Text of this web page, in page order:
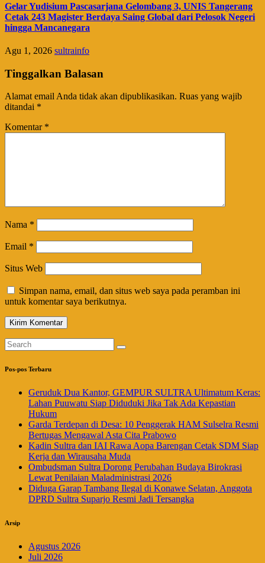
Gelar Yudisium Pascasarjana Gelombang 3, UNIS Tangerang
Cetak 243 Magister Berdaya Saing Global dari Pelosok Negeri
hingga Mancanegara
Agu 1, 2026 sultrainfo
Tinggalkan Balasan
Alamat email Anda tidak akan dipublikasikan. Ruas yang wajib
ditandai *
Komentar *
Nama *
Email *
Situs Web
Simpan nama, email, dan situs web saya pada peramban ini
untuk komentar saya berikutnya.
Pos-pos Terbaru
Geruduk Dua Kantor, GEMPUR SULTRA Ultimatum Keras:
Lahan Puuwatu Siap Diduduki Jika Tak Ada Kepastian
Hukum
Garda Terdepan di Desa: 10 Penggerak HAM Sulselra Resmi
Bertugas Mengawal Asta Cita Prabowo
Kadin Sultra dan IAI Rawa Aopa Barengan Cetak SDM Siap
Kerja dan Wirausaha Muda
Ombudsman Sultra Dorong Perubahan Budaya Birokrasi
Lewat Penilaian Maladministrasi 2026
Diduga Garap Tambang Ilegal di Konawe Selatan, Anggota
DPRD Sultra Suparjo Resmi Jadi Tersangka
Arsip
Agustus 2026
Juli 2026